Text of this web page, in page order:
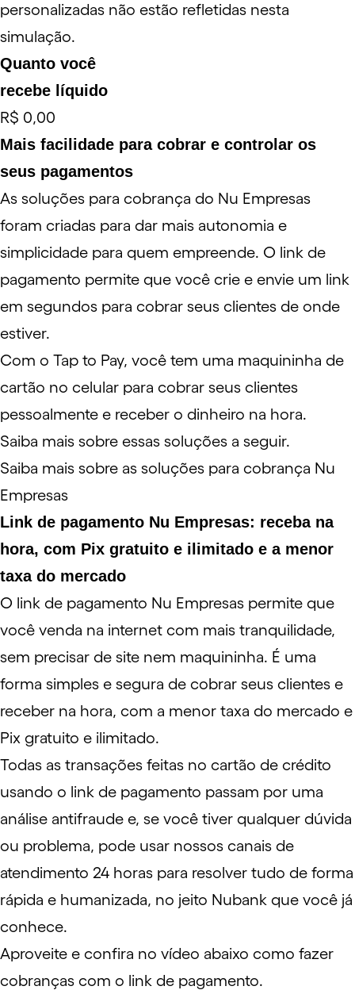
personalizadas não estão refletidas nesta
simulação.
Quanto você
recebe líquido
R$ 0,00
Mais facilidade para cobrar e controlar os
seus pagamentos
As soluções para cobrança do Nu Empresas
foram criadas para dar mais autonomia e
simplicidade para quem empreende. O link de
pagamento permite que você crie e envie um link
em segundos para cobrar seus clientes de onde
estiver.
Com o Tap to Pay, você tem uma maquininha de
cartão no celular para cobrar seus clientes
pessoalmente e receber o dinheiro na hora.
Saiba mais sobre essas soluções a seguir.
Saiba mais sobre as soluções para cobrança Nu
Empresas
Link de pagamento Nu Empresas: receba na
hora, com Pix gratuito e ilimitado e a menor
taxa do mercado
O link de pagamento Nu Empresas permite que
você venda na internet com mais tranquilidade,
sem precisar de site nem maquininha. É uma
forma simples e segura de cobrar seus clientes e
receber na hora, com a menor taxa do mercado e
Pix gratuito e ilimitado.
Todas as transações feitas no cartão de crédito
usando o link de pagamento passam por uma
análise antifraude e, se você tiver qualquer dúvida
ou problema, pode usar nossos canais de
atendimento 24 horas para resolver tudo de forma
rápida e humanizada, no jeito Nubank que você já
conhece.
Aproveite e confira no vídeo abaixo como fazer
cobranças com o link de pagamento.